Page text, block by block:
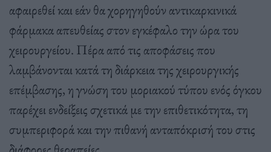
αφαιρεθεί και εάν θα χορηγηθούν αντικαρκινικά
φάρμακα απευθείας στον εγκέφαλο την ώρα του
χειρουργείου. Πέρα από τις αποφάσεις που
λαμβάνονται κατά τη διάρκεια της χειρουργικής
επέμβασης, η γνώση του μοριακού τύπου ενός όγκου
παρέχει ενδείξεις σχετικά με την επιθετικότητα, τη
συμπεριφορά και την πιθανή ανταπόκρισή του στις